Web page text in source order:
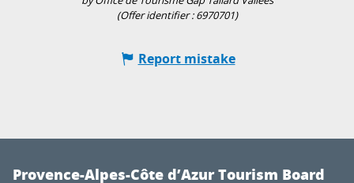
(Offer identifier :6970701)
Report mistake
Provence-Alpes-Côte d’Azur Tourism Board